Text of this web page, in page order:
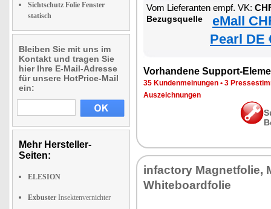
Sichtschutz Folie Fenster
statisch
Bleiben Sie mit uns im
Kontakt und tragen Sie
hier Ihre E-Mail-Adresse
für unsere HotPrice-Mail
ein:
Mehr Hersteller-
Seiten:
ELESION
Exbuster Insektenvernichter
Vom Lieferanten empf. VK:
Bezugsquelle
eMall
Pearl DE
Vorhandene Support-
35 Kundenmeinungen • 3
Auszeichnungen
infactory Magnetfolie,
Whiteboardfolie